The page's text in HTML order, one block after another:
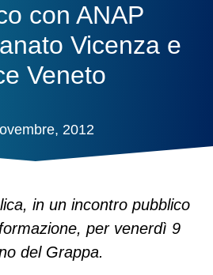
con ANAP
Vicenza e
Veneto
2012
in un incontro pubblico
per venerdì 9
del Grappa.